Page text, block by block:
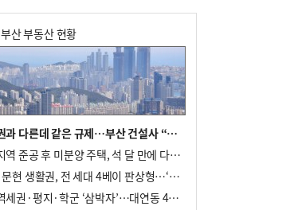
부산 부동산 현황
수도권과 다른데 같은 규제…부산 건설사 “쓰러지기 직전”
부산지역 준공 후 미분양 주택, 석 달 만에 다시 3000가구 넘어서
대연·문현 생활권, 전 세대 4베이 판상형…‘더샵 트리센트’ 내달 분양
더블역세권·평지·학군 ‘삼박자’…대연동 42층 브랜드 단지